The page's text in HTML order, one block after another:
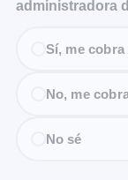
administradora
Sí, me
No, me
No sé